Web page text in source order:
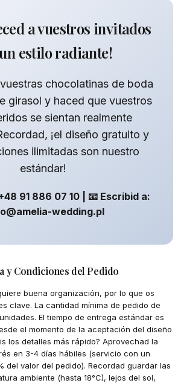
a vuestros invitados
estilo radiante!
chocolatinas de boda
girasol y haced que vuestros
se sientan realmente
¡el diseño gratuito y
ilimitadas son nuestro
estándar!
91 886 07 10 | 📧 Escribid a:
wedding.pl
y Condiciones del Pedido
buena organización, por lo que os
clave. La cantidad mínima de pedido de
El tiempo de entrega estándar es
el momento de la aceptación del diseño
los detalles más rápido? Aprovechad la
en 3-4 días hábiles (servicio con un
del valor del pedido). Recordad guardar las
ambiente (hasta 18°C), lejos del sol,